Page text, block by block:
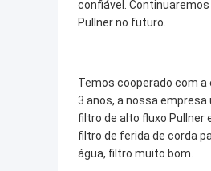
confiável.
Pullner no futuro.
Temos cooperado com a
3 anos, a nossa
filtro de alto fluxo Pullner
filtro de ferida de corda
água, filtro muito bom.